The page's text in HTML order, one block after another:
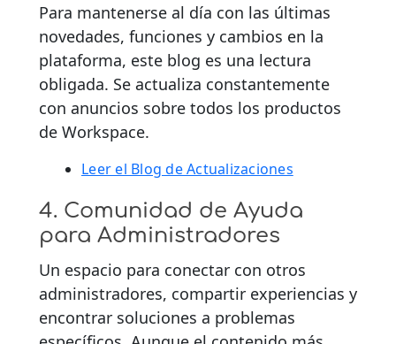
Para mantenerse al día con las últimas
novedades, funciones y cambios en la
plataforma, este blog es una lectura
obligada. Se actualiza constantemente
con anuncios sobre todos los productos
de Workspace.
Leer el Blog de Actualizaciones
4. Comunidad de Ayuda
para Administradores
Un espacio para conectar con otros
administradores, compartir experiencias y
encontrar soluciones a problemas